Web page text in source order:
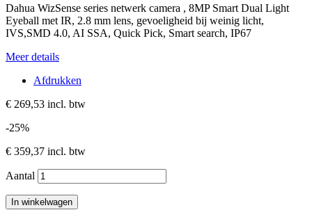
Dahua WizSense series netwerk camera , 8MP Smart Dual Light
Eyeball met IR, 2.8 mm lens, gevoeligheid bij weinig licht,
IVS,SMD 4.0, AI SSA, Quick Pick, Smart search, IP67
Meer details
Afdrukken
€ 269,53 incl. btw
-25%
€ 359,37 incl. btw
Aantal
In winkelwagen